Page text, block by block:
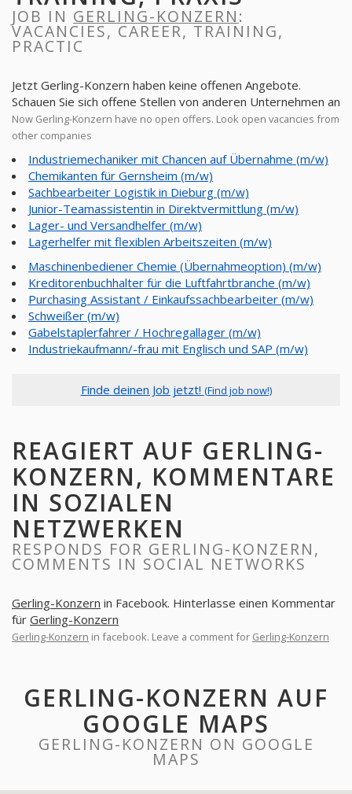
JOB IN GERLING-KONZERN:
VACANCIES, CAREER, TRAINING,
PRACTIC
Jetzt Gerling-Konzern haben keine offenen Angebote.
Schauen Sie sich offene Stellen von anderen Unternehmen an
Now Gerling-Konzern have no open offers. Look open vacancies from
other companies
Industriemechaniker mit Chancen auf Übernahme (m/w)
Chemikanten für Gernsheim (m/w)
Sachbearbeiter Logistik in Dieburg (m/w)
Junior-Teamassistentin in Direktvermittlung (m/w)
Lager- und Versandhelfer (m/w)
Lagerhelfer mit flexiblen Arbeitszeiten (m/w)
Maschinenbediener Chemie (Übernahmeoption) (m/w)
Kreditorenbuchhalter für die Luftfahrtbranche (m/w)
Purchasing Assistant / Einkaufssachbearbeiter (m/w)
Schweißer (m/w)
Gabelstaplerfahrer / Hochregallager (m/w)
Industriekaufmann/-frau mit Englisch und SAP (m/w)
Finde deinen Job jetzt! (Find job now!)
REAGIERT AUF GERLING-
KONZERN, KOMMENTARE
IN SOZIALEN
NETZWERKEN
RESPONDS FOR GERLING-KONZERN,
COMMENTS IN SOCIAL NETWORKS
Gerling-Konzern in Facebook. Hinterlasse einen Kommentar
für Gerling-Konzern
Gerling-Konzern in facebook. Leave a comment for Gerling-Konzern
GERLING-KONZERN AUF
GOOGLE MAPS
GERLING-KONZERN ON GOOGLE
MAPS